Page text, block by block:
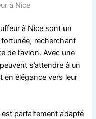
à Nice
à Nice sont un
recherchant
de l’avion. Avec une
s’attendre à un
en élégance vers leur
parfaitement adapté